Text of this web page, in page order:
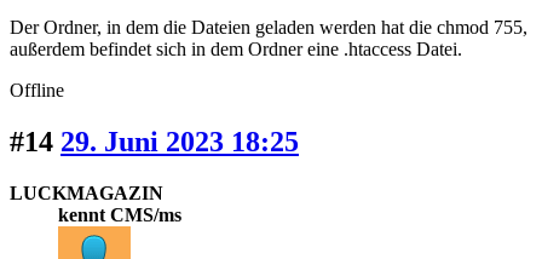
Der Ordner, in dem die Dateien geladen werden hat die chmod 755,
außerdem befindet sich in dem Ordner eine .htaccess Datei.
Offline
#14 29. Juni 2023 18:25
LUCKMAGAZIN
kennt CMS/ms